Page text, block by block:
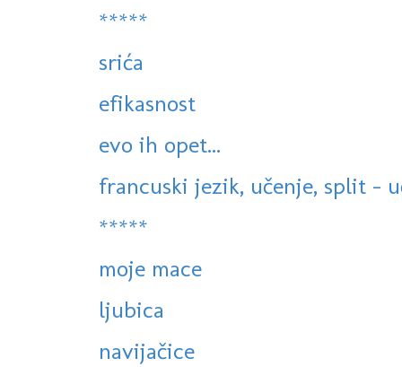
*****
srića
efikasnost
evo ih opet...
francuski jezik, učenje, split -
*****
moje mace
ljubica
navijačice